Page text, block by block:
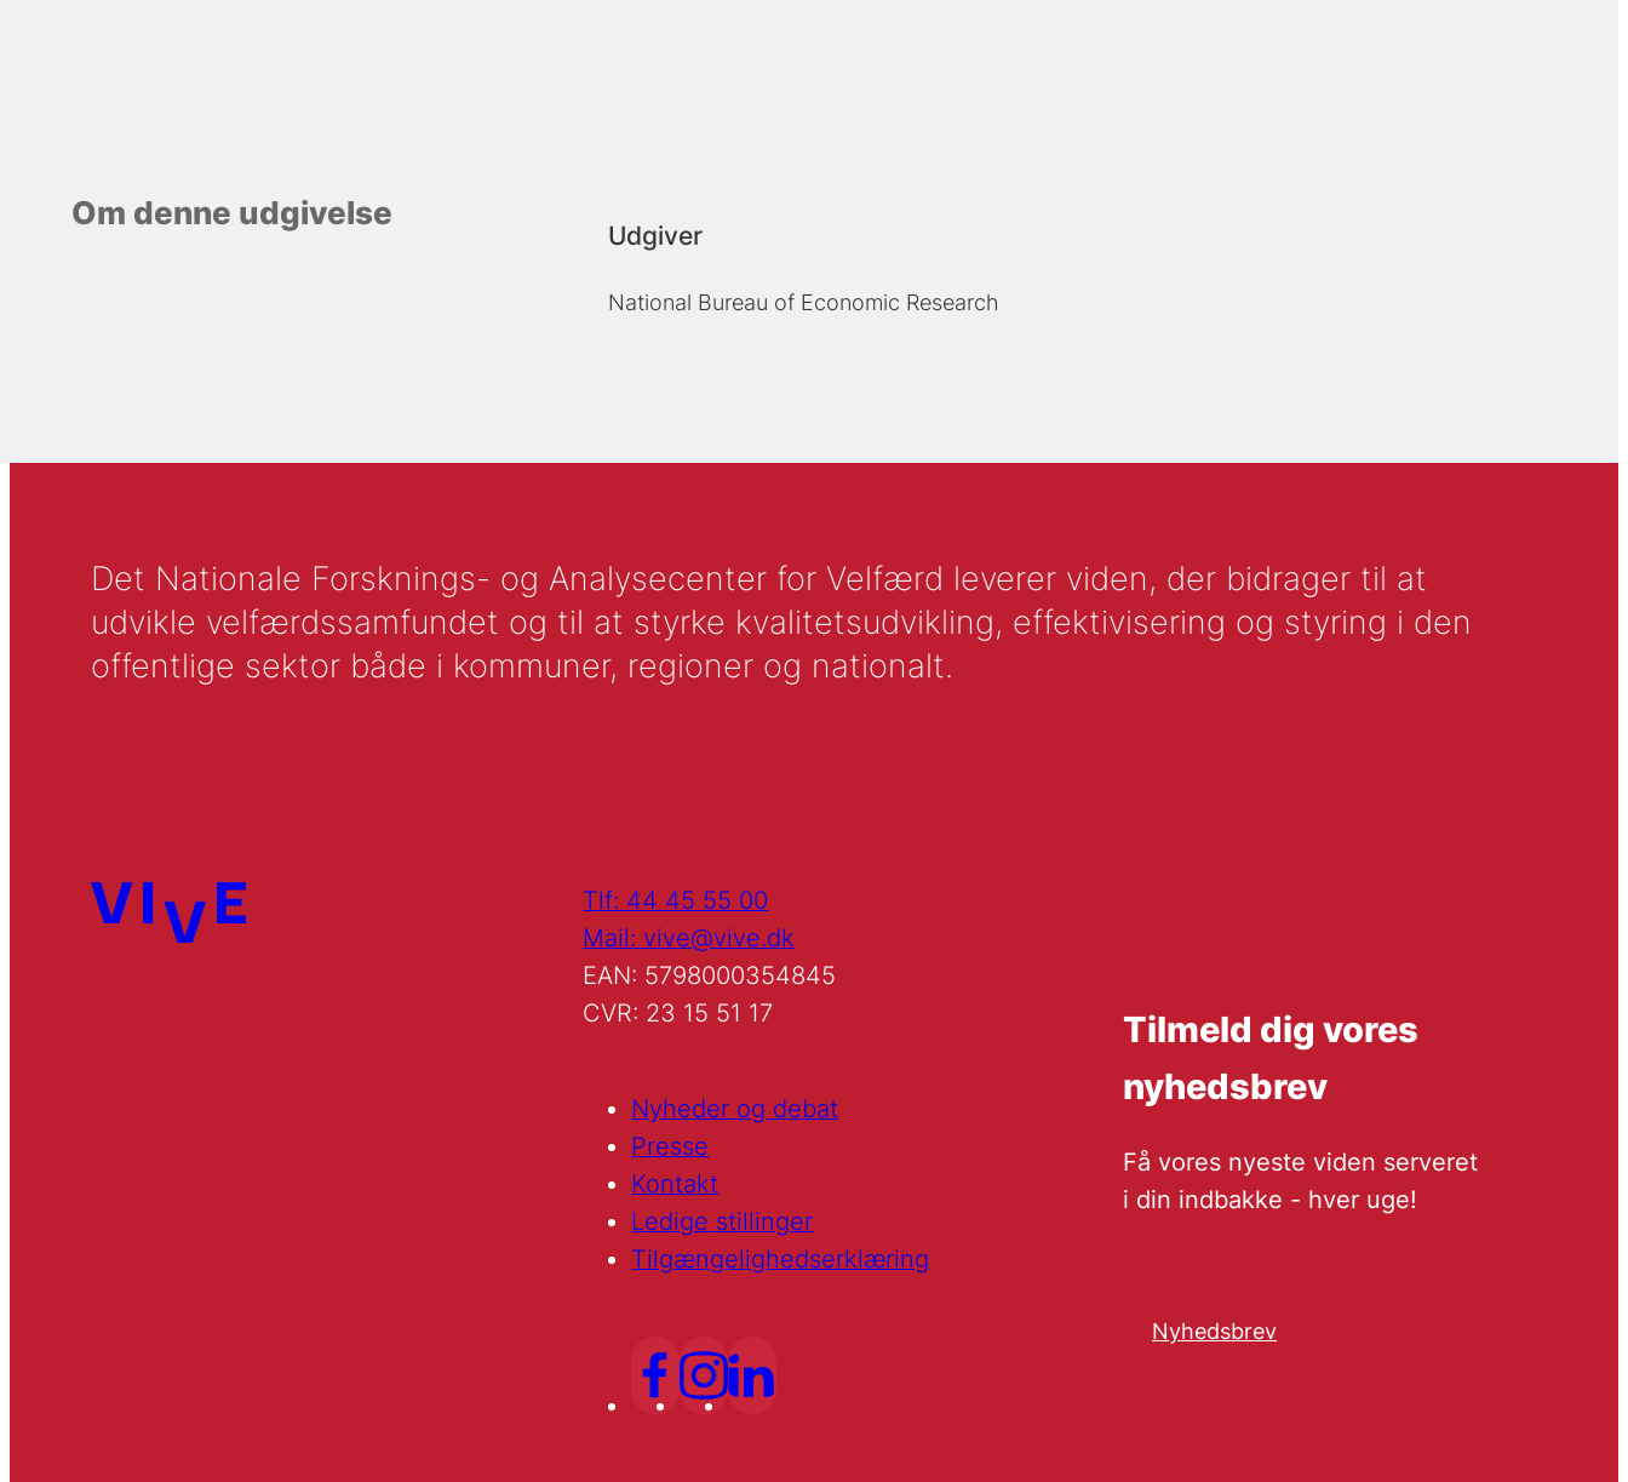
Om denne udgivelse
Udgiver
National Bureau of Economic Research
Det Nationale Forsknings- og Analysecenter for Velfærd leverer viden, der bidrager til at
udvikle velfærdssamfundet og til at styrke kvalitetsudvikling, effektivisering og styring i den
offentlige sektor både i kommuner, regioner og nationalt.
Tlf: 44 45 55 00
Mail: vive@vive.dk
EAN: 5798000354845
CVR: 23 15 51 17
Nyheder og debat
Presse
Kontakt
Ledige stillinger
Tilgængelighedserklæring
Tilmeld dig vores
nyhedsbrev
Få vores nyeste viden serveret
i din indbakke - hver uge!
Nyhedsbrev